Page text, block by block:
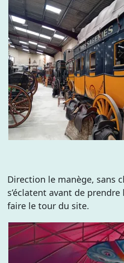
Direction le manège, sans
s’éclatent avant de
faire le tour du site.